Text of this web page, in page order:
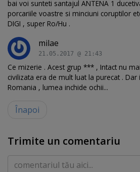
bai voi sunteti santajul ANTENA 1
porcariile voastre si minciuni coruptilor
DIGI , super Ro/Hu .
milae
21.05.2017 @ 21:43
Ce mizerie . Acest grup *** , Intact nu
civilizata era de mult luat la purecat .
Romania , lumea inchide ochii...
Înapoi
Trimite un comentariu
Comentariu